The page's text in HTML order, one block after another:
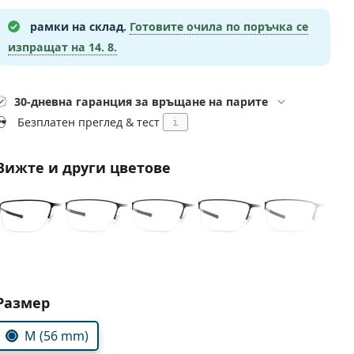
рамки на склад. Готовите очила по поръчка се
изпращат на 14. 8.
30-дневна гаранция за връщане на парите
Безплатен преглед & тест
i
и други цветове
параметри
M (56 mm)